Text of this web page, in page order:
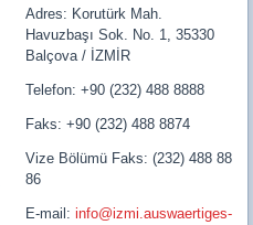
Adres: Korutürk Mah.
Havuzbaşı Sok. No. 1, 35330
Balçova / İZMİR
Telefon: +90 (232) 488 8888
Faks: +90 (232) 488 8874
Vize Bölümü Faks: (232) 488 88
86
E-mail:info@izmi.auswaertiges-